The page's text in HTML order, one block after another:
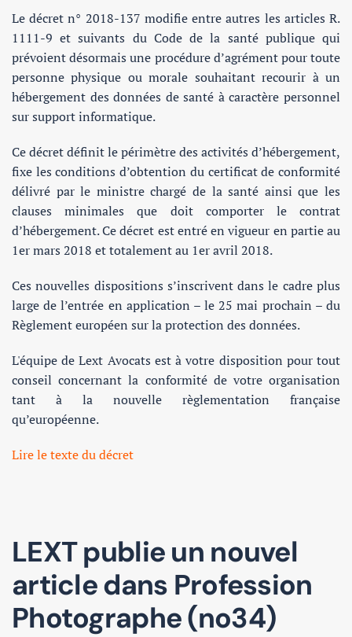
Le décret n° 2018-137 modifie entre autres les articles R.
1111-9 et suivants du Code de la santé publique qui
prévoient désormais une procédure d’agrément pour toute
personne physique ou morale souhaitant recourir à un
hébergement des données de santé à caractère personnel
sur support informatique.
Ce décret définit le périmètre des activités d’hébergement,
fixe les conditions d’obtention du certificat de conformité
délivré par le ministre chargé de la santé ainsi que les
clauses minimales que doit comporter le contrat
d’hébergement. Ce décret est entré en vigueur en partie au
1er mars 2018 et totalement au 1er avril 2018.
Ces nouvelles dispositions s’inscrivent dans le cadre plus
large de l’entrée en application – le 25 mai prochain – du
Règlement européen sur la protection des données.
L'équipe de Lext Avocats est à votre disposition pour tout
conseil concernant la conformité de votre organisation
tant à la nouvelle règlementation française
qu’européenne.
Lire le texte du décret
LEXT publie un nouvel
article dans Profession
Photographe (no34)